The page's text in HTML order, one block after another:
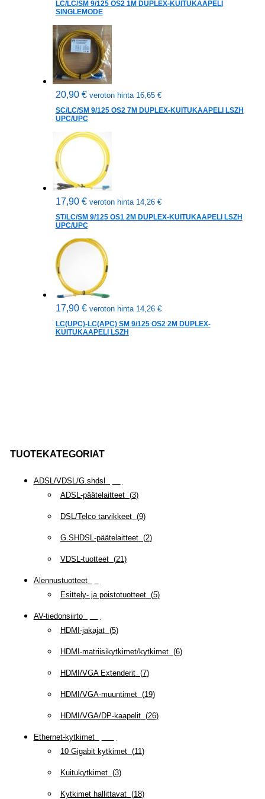
TUOTEKATEGORIAT
ADSL/VDSL/G.shdsl
ADSL-päätelaitteet(3)
DSL/Telco tarvikkeet(9)
G.SHDSL-päätelaitteet(2)
VDSL-tuotteet(21 )
Alennustuotteet(
Esittely- ja poistotuotteet(5)
AV-tiedonsiirto(
HDMI-jakajat(5)
HDMI-matriisikytkimet/kytkimet(6)
HDMI/VGA Extenderit(7)
HDMI/VGA-muuntimet(19)
HDMI/VGA/DP-kaapelit(26)
Ethernet-kytkimet(
10 Gigabit kytkimet(11 )
Kuitukytkimet(3)
Kytkimet hallittavat(18)
LC/LC/SM 9/125 OS2 1M DUPLEX-KUITUKAAPELI
SINGLEMODE
20,90 € veroton hinta 16,65 €
SC/LC/SM 9/125 OS2 7M DUPLEX-KUITUKAAPELI LSZH
UPC/UPC
17,90 € veroton hinta 14,26 €
ST/LC/SM 9/125 OS1 2M DUPLEX-KUITUKAAPELI LSZH
UPC/UPC
17,90 € veroton hinta 14,26 €
LC(UPC)-LC(APC) SM 9/125 OS2 2M DUPLEX-
KUITUKAAPELI LSZH